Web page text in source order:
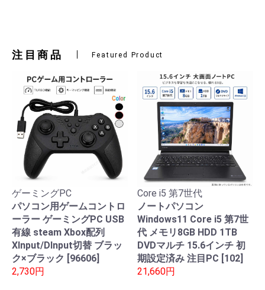
注目商品 Featured Product
ゲーミングPC
パソコン用ゲームコントロ
ーラー ゲーミングPC USB
有線 steam Xbox配列
XInput/DInput切替 ブラッ
ク×ブラック [96606]
2,730円
Core i5 第7世代
ノートパソコン
Windows11 Core i5 第7世
代 メモリ8GB HDD 1TB
DVDマルチ 15.6インチ 初
期設定済み 注目PC [102]
21,660円